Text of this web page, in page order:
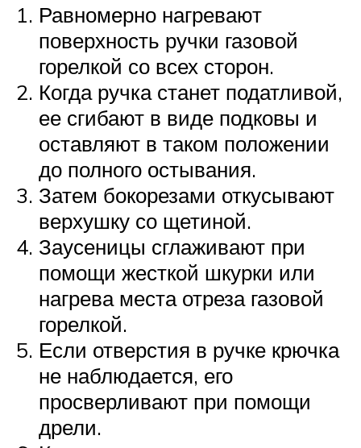
Равномерно нагревают
поверхность ручки газовой
горелкой со всех сторон.
Когда ручка станет податливой,
ее сгибают в виде подковы и
оставляют в таком положении
до полного остывания.
Затем бокорезами откусывают
верхушку со щетиной.
Заусеницы сглаживают при
помощи жесткой шкурки или
нагрева места отреза газовой
горелкой.
Если отверстия в ручке крючка
не наблюдается, его
просверливают при помощи
дрели.